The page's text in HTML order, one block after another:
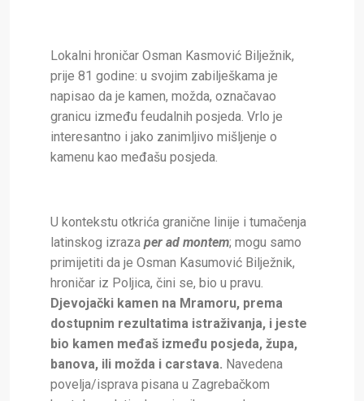
Lokalni hroničar Osman Kasmović Bilježnik,
prije 81 godine: u svojim zabilješkama je
napisao da je kamen, možda, označavao
granicu između feudalnih posjeda. Vrlo je
interesantno i jako zanimljivo mišljenje o
kamenu kao međašu posjeda.
U kontekstu otkrića granične linije i tumačenja
latinskog izraza per ad montem; mogu samo
primijetiti da je Osman Kasumović Bilježnik,
hroničar iz Poljica, čini se, bio u pravu.
Djevojački kamen na Mramoru, prema
dostupnim rezultatima istraživanja, i jeste
bio kamen međaš između posjeda, župa,
banova, ili možda i carstava. Navedena
povelja/isprava pisana u Zagrebačkom